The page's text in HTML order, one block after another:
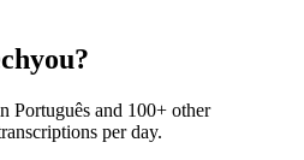
Português and 100+ other
per day.